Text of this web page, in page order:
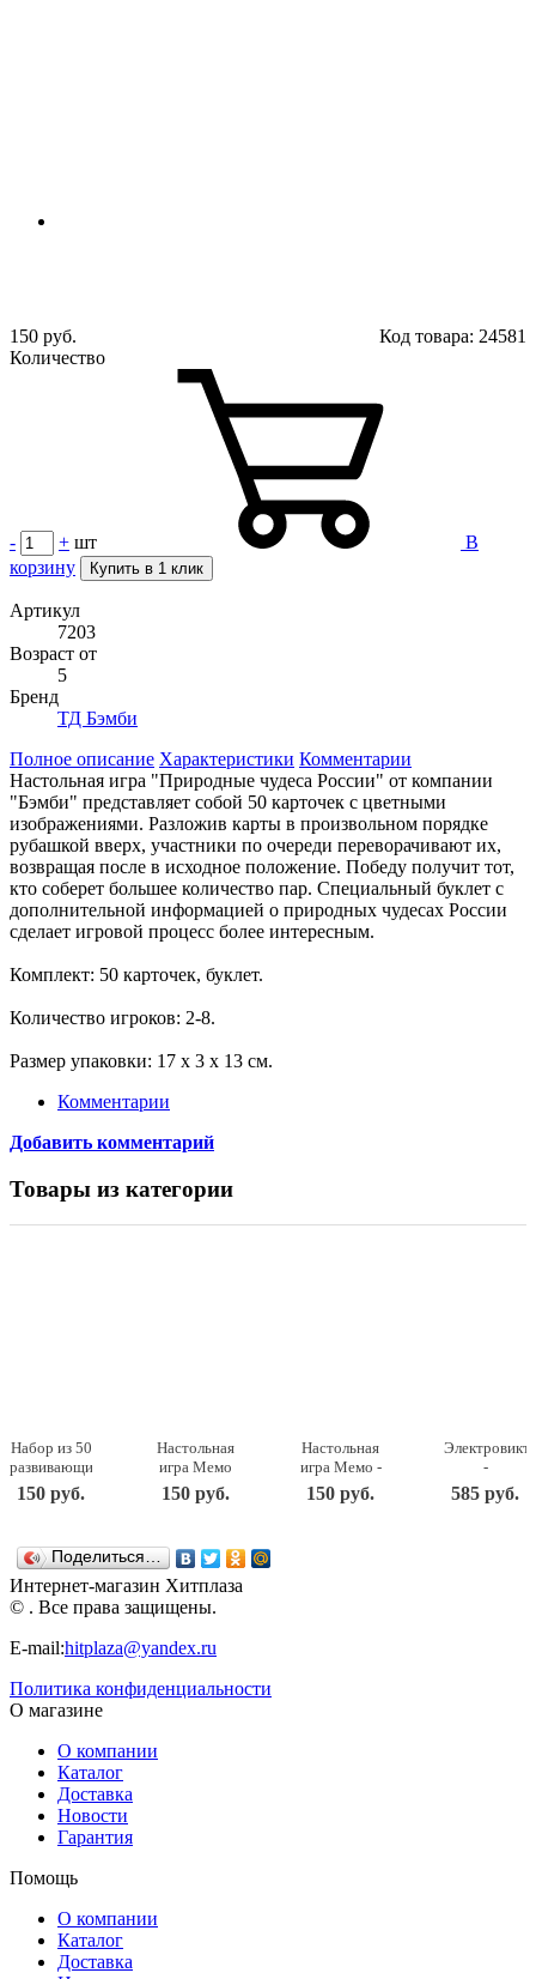
150 руб. Код товара: 24581
Количество
- + шт
В
корзину
Купить в 1 клик
Артикул
7203
Возраст от
5
Бренд
ТД Бэмби
Полное описание Характеристики Комментарии
Настольная игра "Природные чудеса России" от компании
"Бэмби" представляет собой 50 карточек с цветными
изображениями. Разложив карты в произвольном порядке
рубашкой вверх, участники по очереди переворачивают их,
возвращая после в исходное положение. Победу получит тот,
кто соберет большее количество пар. Специальный буклет с
дополнительной информацией о природных чудесах России
сделает игровой процесс более интересным.
Комплект: 50 карточек, буклет.
Количество игроков: 2-8.
Размер упаковки: 17 х 3 х 13 см.
Комментарии
Добавить комментарий
Товары из категории
Набор из 50
развивающих
карточек
Мемо -
ТД Бэмби
150 руб.
Настольная
игра Мемо
– Картины
русских
7206 ТД
Бэмби
150 руб.
Настольная
игра Мемо -
Москва
7205 ТД
150 руб.
-
Английский
язык 03665
585 руб.
Поделиться…
Интернет-магазин Хитплаза
© . Все права защищены.
E-mail:hitplaza@yandex.ru
Политика конфиденциальности
О магазине
О компании
Каталог
Доставка
Новости
Гарантия
Помощь
О компании
Каталог
Доставка